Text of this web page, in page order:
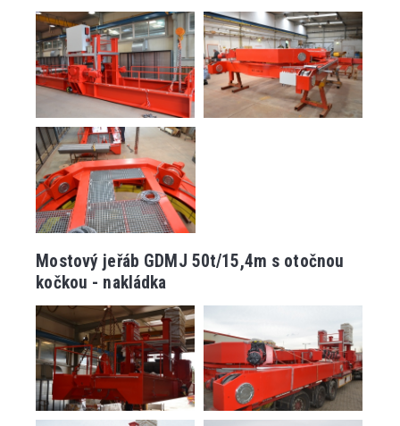
Mostový jeřáb GDMJ 50t/15,4m s otočnou
kočkou - nakládka